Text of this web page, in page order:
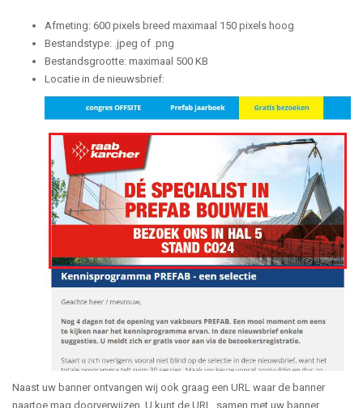
Afmeting: 600 pixels breed maximaal 150 pixels hoog
Bestandstype: .jpeg of .png
Bestandsgrootte: maximaal 500 KB
Locatie in de nieuwsbrief:
Naast uw banner ontvangen wij ook graag een URL waar de banner
naartoe mag doorverwijzen. U kunt de URL, samen met uw banner,